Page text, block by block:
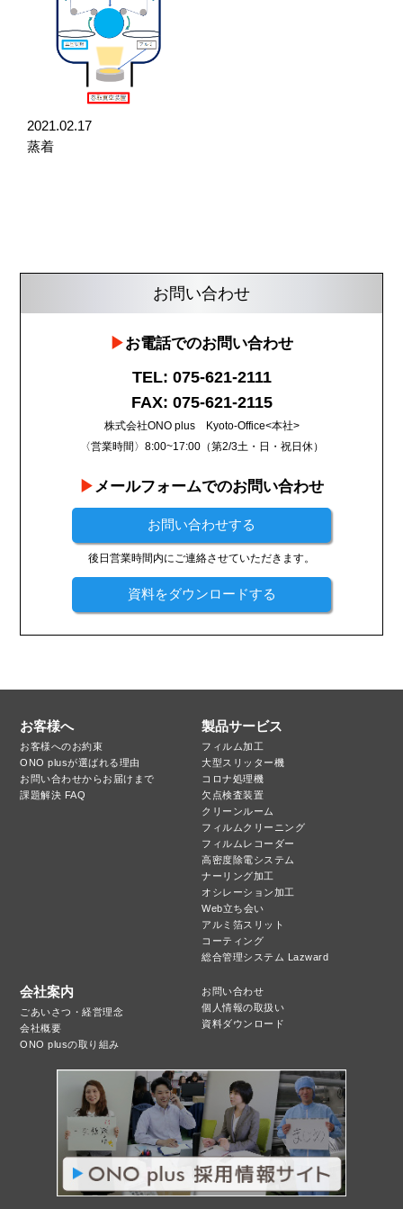
2021.02.17
蒸着
お問い合わせ
お電話でのお問い合わせ
TEL: 075-621-2111
FAX: 075-621-2115
株式会社ONO plus Kyoto-Office<本社>
〈営業時間〉8:00~17:00（第2/3土・日・祝日休）
メールフォームでのお問い合わせ
お問い合わせする
後日営業時間内にご連絡させていただきます。
資料をダウンロードする
お客様へ
お客様へのお約束
ONO plusが選ばれる理由
お問い合わせからお届けまで
課題解決 FAQ
製品サービス
フィルム加工
大型スリッター機
コロナ処理機
欠点検査装置
クリーンルーム
フィルムクリーニング
フィルムレコーダー
高密度除電システム
ナーリング加工
オシレーション加工
Web立ち会い
アルミ箔スリット
コーティング
総合管理システム Lazward
会社案内
ごあいさつ・経営理念
会社概要
ONO plusの取り組み
お問い合わせ
個人情報の取扱い
資料ダウンロード